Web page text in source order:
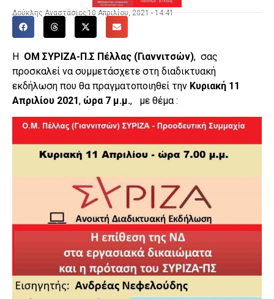
Δούκλης Αναστάσιος 10 Απριλίου, 2021 - 14:41
Η ΟΜ ΣΥΡΙΖΑ-Π.Σ Πέλλας (Γιαννιτσών), σας
προσκαλεί να συμμετάσχετε στη διαδικτυακή
εκδήλωση που θα πραγματοποιηθεί την Κυριακή 11
Απριλίου 2021, ώρα 7 μ.μ., με θέμα :